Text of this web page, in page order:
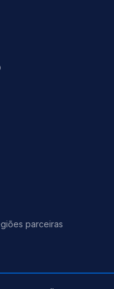
parceiras